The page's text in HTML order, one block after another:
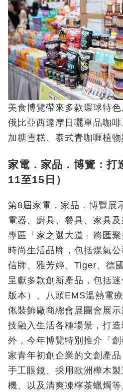
美食博覽帶來多款環球特
俄比亞西達摩日曬單品咖
加糖雪糕、泰式青咖喱植物
家電．家品．博覽：打
11至15日）
第8屆家電．家品．博覽展
電器、廚具、餐具、家具
專區「家之選大道」將匯
時尚生活品牌，包括煤氣
信牌、雅芳婷、Tiger、德
呈獻多款創新產品，包括
版本）、八頭EMS溫熱電
俬裝飾廠商總會展團會展
技融入生活各種場景，打
外，今年博覽特別推介「
家青年初創企業的文創產
手工眼鏡、採用歐洲樺木
機、以及清爽凍檸茶蠟燭等